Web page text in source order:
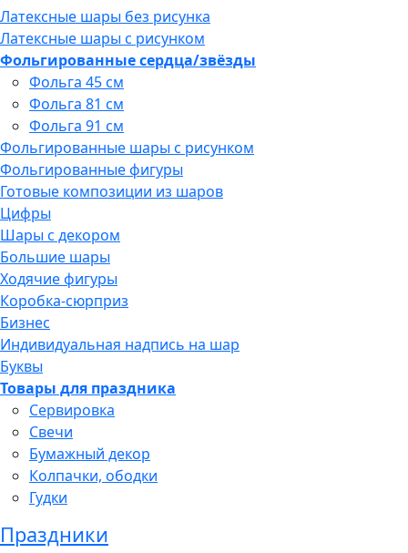
Латексные шары без рисунка
Латексные шары с рисунком
Фольгированные сердца/звёзды
Фольга 45 см
Фольга 81 см
Фольга 91 см
Фольгированные шары с рисунком
Фольгированные фигуры
Готовые композиции из шаров
Цифры
Шары с декором
Большие шары
Ходячие фигуры
Коробка-сюрприз
Бизнес
Индивидуальная надпись на шар
Буквы
Товары для праздника
Сервировка
Свечи
Бумажный декор
Колпачки, ободки
Гудки
Праздники